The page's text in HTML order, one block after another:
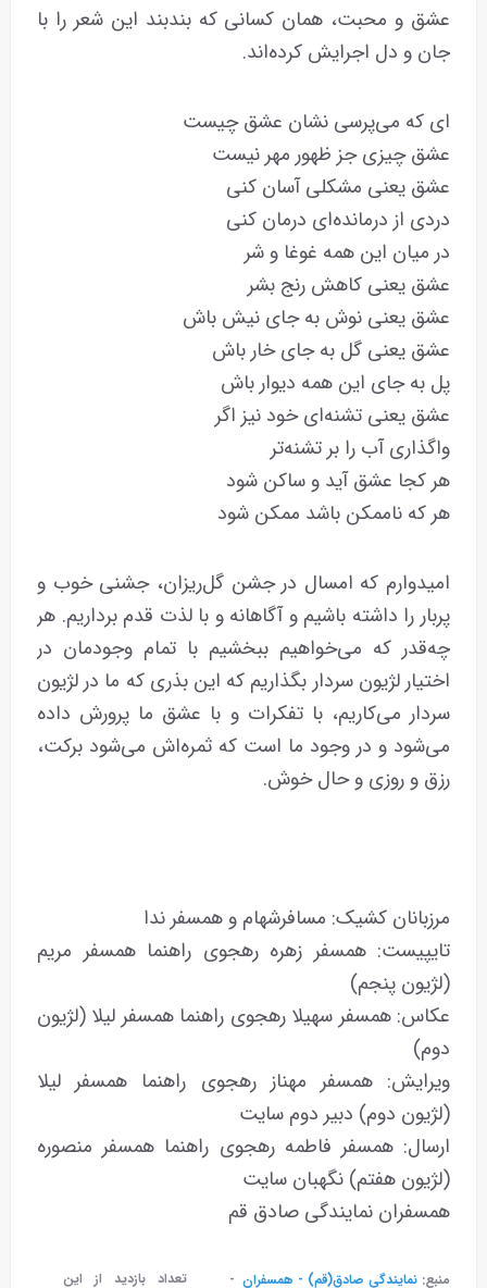
عشق و محبت، همان کسانی که بندبند این شعر را با
جان و دل اجرایش کرده‌اند.
ای که می‌پرسی نشان عشق چیست
عشق چیزی جز ظهور مهر نیست
عشق یعنی مشکلی آسان کنی
دردی از درمانده‌ای درمان کنی
در میان این همه غوغا و شر
عشق یعنی کاهش رنج بشر
عشق یعنی نوش به جای نیش باش
عشق یعنی گل به جای خار باش
پل به جای این همه دیوار باش
عشق یعنی تشنه‌ای خود نیز اگر
واگذاری آب را بر تشنه‌تر
هر کجا عشق آید و ساکن شود
هر که ناممکن باشد ممکن شود
امیدوارم که امسال در جشن گل‌ریزان، جشنی خوب و
پربار را داشته باشیم و آگاهانه و با لذت قدم برداریم. هر
چه‌قدر که می‌خواهیم ببخشیم با تمام وجودمان در
اختیار لژیون سردار بگذاریم که این بذری که ما در لژیون
سردار می‌کاریم، با تفکرات و با عشق ما پرورش داده
می‌شود و در وجود ما است که ثمره‌اش می‌شود برکت،
رزق و روزی و حال‌ خوش.
مرزبانان کشیک: مسافرشهام و همسفر ندا
تایپیست: همسفر زهره رهجوی راهنما همسفر مریم
(لژیون‌ پنجم)
عکاس: همسفر سهیلا رهجوی راهنما همسفر لیلا (لژیون‌
دوم)
ویرایش: همسفر مهناز رهجوی راهنما همسفر لیلا
(لژیون‌ دوم) دبیر دوم سایت
ارسال: همسفر فاطمه رهجوی راهنما همسفر منصوره
(لژیون‌ هفتم) نگهبان سایت
همسفران نمایندگی صادق قم
منبع: نمایندگی صادق(قم) - همسفران تعداد بازدید از این